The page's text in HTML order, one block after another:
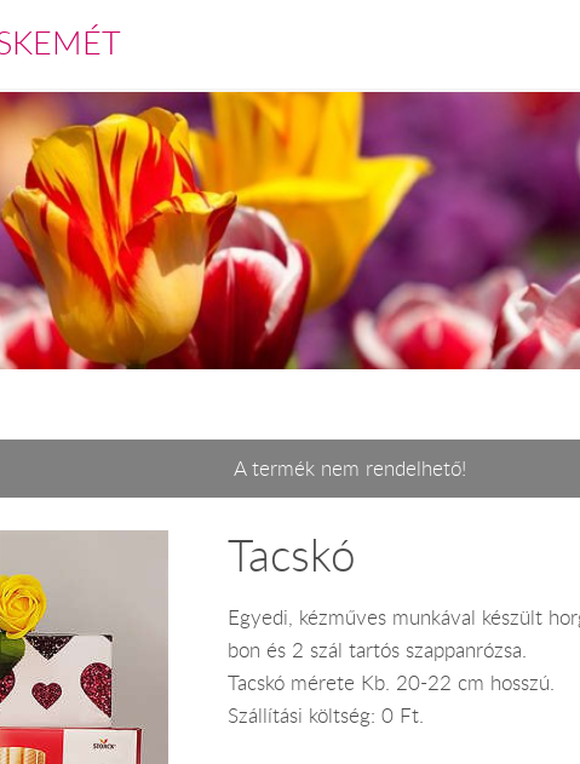
A termék nem rendelhető!
Tacskó
Egyedi, kézműves munkával készült
bon és 2 szál tartós szappanrózsa.
Tacskó mérete Kb. 20-22 cm hosszú.
Szállítási költség: 0 Ft.